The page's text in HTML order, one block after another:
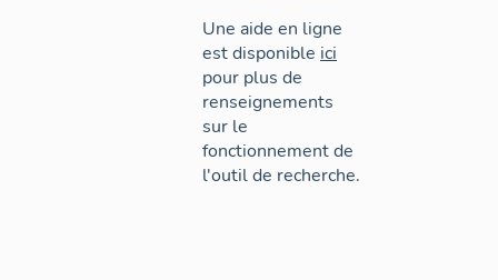
Une aide en ligne
est disponible ici
pour plus de
renseignements
sur le
fonctionnement de
l'outil de recherche.